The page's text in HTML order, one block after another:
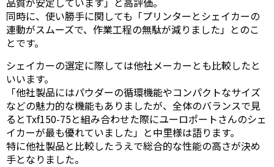
同時に、使い勝手に関しても「プリンターとシェイカーの
連動がスムーズで、作業工程の無駄が減りました」とのこ
とです。
シェイカーの選定に際しては他社メーカーとも比較したと
いいます。
「他社製品にはパウダーの循環機能やコンパクトなサイズ
などの魅力的な機能もありましたが、全体のバランスで見
るとTxf150-75と組み合わせた際にユーロポートさんのシェ
イカーが最も優れていました」と中里様は語ります。
特に他社製品と比較したうえで総合的な性能の高さが決め
手となりました。